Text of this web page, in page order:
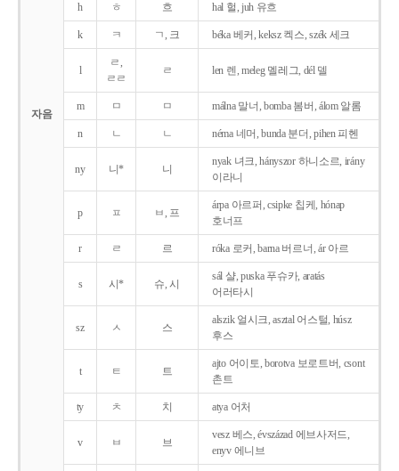
자음
h ㅎ 흐 hal 헐, juh 유흐
k ㅋ ㄱ, 크 béka 베커, keksz 켁스, szék 세크
l
ㄹ,
ㄹㄹ
ㄹ len 렌, meleg 멜레그, dél 델
m ㅁ ㅁ málna 말너, bomba 봄버, álom 알롬
n ㄴ ㄴ néma 네머, bunda 분더, pihen 피헨
ny 니* 니
nyak 녀크, hányszor 하니소르, irány
이라니
p ㅍ ㅂ, 프
árpa 아르퍼, csipke 칩케, hónap
호너프
r ㄹ 르 róka 로커, barna 버르너, ár 아르
s 시* 슈, 시
sál 샬, puska 푸슈카, aratás
어러타시
sz ㅅ 스
alszik 얼시크, asztal 어스털, húsz
후스
t ㅌ 트
ajto 어이토, borotva 보로트버, csont
촌트
ty ㅊ 치 atya 어처
v ㅂ 브
vesz 베스, évszázad 에브사저드,
enyv 에니브